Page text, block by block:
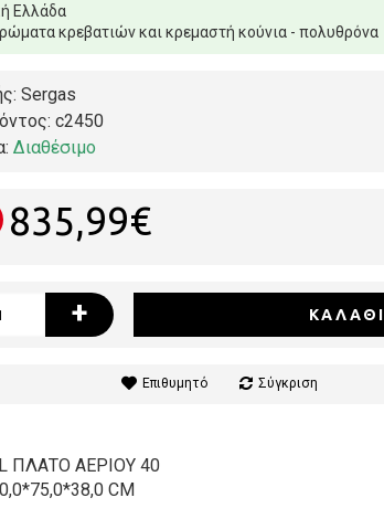
Ελλάδα
κρεβατιών και κρεμαστή κούνια - πολυθρόνα
Sergas
c2450
Διαθέσιμο
835,99€
+ ΚΑΛΆΘΙ
Επιθυμητό Σύγκριση
ΠΛΑΤΟ ΑΕΡΙΟΥ 40
CM